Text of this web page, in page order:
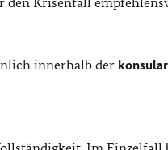
innerhalb der